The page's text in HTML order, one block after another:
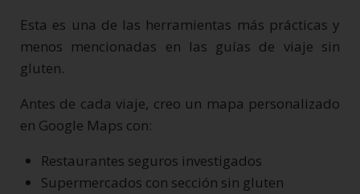
Esta es una de las herramientas más prácticas y
menos mencionadas en las guías de viaje sin
gluten.
Antes de cada viaje, creo un mapa personalizado
en Google Maps con:
Restaurantes seguros investigados
Supermercados con sección sin gluten